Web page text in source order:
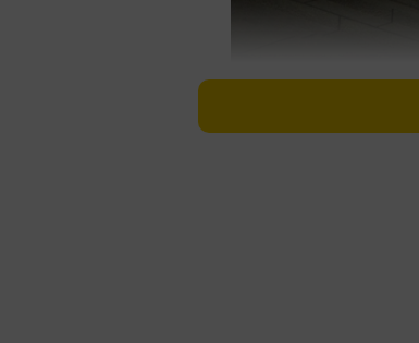
慶應義塾大学